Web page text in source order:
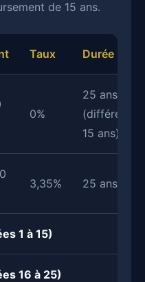
de 15 ans.
Taux Durée
0%
25 ans
(différé
15 ans)
3,35% 25 ans
1 à 15)
16 à 25)